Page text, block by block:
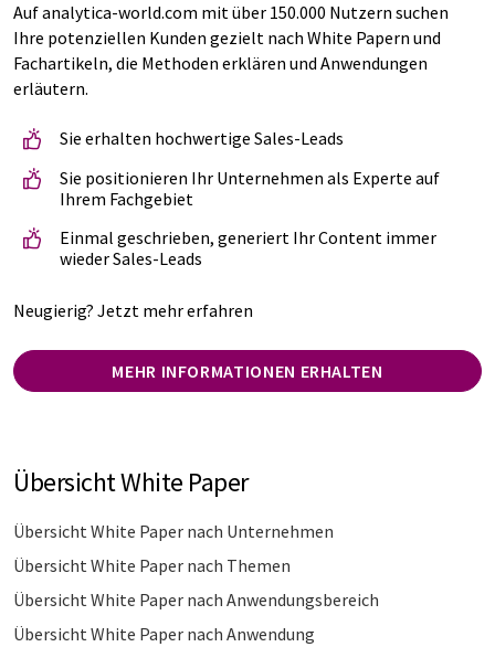
Auf analytica-world.com mit über 150.000 Nutzern suchen
Ihre potenziellen Kunden gezielt nach White Papern und
Fachartikeln, die Methoden erklären und Anwendungen
erläutern.
Sie erhalten hochwertige Sales-Leads
Sie positionieren Ihr Unternehmen als Experte auf
Ihrem Fachgebiet
Einmal geschrieben, generiert Ihr Content immer
wieder Sales-Leads
Neugierig? Jetzt mehr erfahren
MEHR INFORMATIONEN ERHALTEN
Übersicht White Paper
Übersicht White Paper nach Unternehmen
Übersicht White Paper nach Themen
Übersicht White Paper nach Anwendungsbereich
Übersicht White Paper nach Anwendung